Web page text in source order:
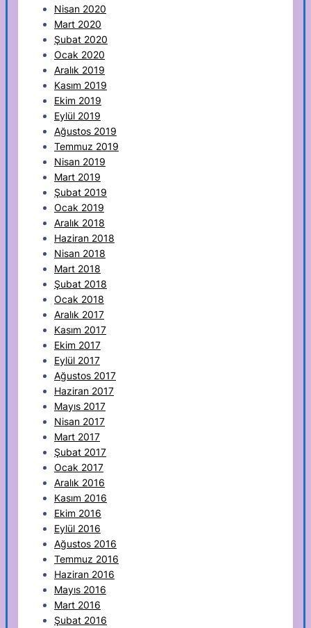
Nisan 2020
Mart 2020
Şubat 2020
Ocak 2020
Aralık 2019
Kasım 2019
Ekim 2019
Eylül 2019
Ağustos 2019
Temmuz 2019
Nisan 2019
Mart 2019
Şubat 2019
Ocak 2019
Aralık 2018
Haziran 2018
Nisan 2018
Mart 2018
Şubat 2018
Ocak 2018
Aralık 2017
Kasım 2017
Ekim 2017
Eylül 2017
Ağustos 2017
Haziran 2017
Mayıs 2017
Nisan 2017
Mart 2017
Şubat 2017
Ocak 2017
Aralık 2016
Kasım 2016
Ekim 2016
Eylül 2016
Ağustos 2016
Temmuz 2016
Haziran 2016
Mayıs 2016
Mart 2016
Şubat 2016